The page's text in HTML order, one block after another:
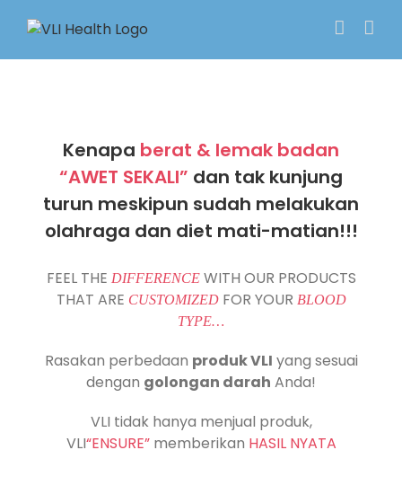
Kenapa berat & lemak badan
“AWET SEKALI” dan tak kunjung
turun meskipun sudah melakukan
olahraga dan diet mati-matian!!!
FEEL THE DIFFERENCEWITH OUR PRODUCTS
THAT ARE CUSTOMIZEDFOR YOUR BLOOD
TYPE…
Rasakan perbedaan produk VLI yang sesuai
dengan golongan darah Anda!
VLI tidak hanya menjual produk,
VLI“ENSURE” memberikan HASIL NYATA